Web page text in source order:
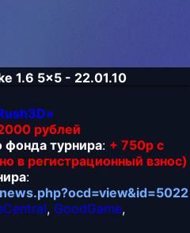
1.6 5x5 - 22.01.10
рублей
фонда турнира: + 750р с
в регистрационный взнос)
:
, GoodGame,